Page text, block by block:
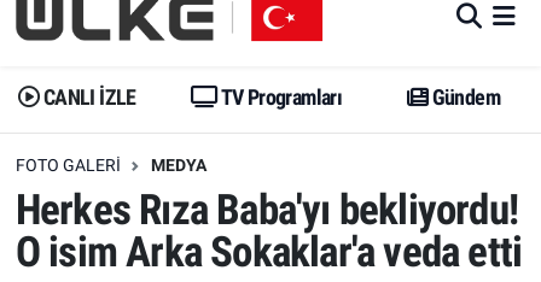
CANLI İZLE TV Programları Gündem
FOTO GALERI MEDYA
Herkes Rıza Baba'yı bekliyordu!
O isim Arka Sokaklar'a veda etti
Gündem
Dünya
Erişim Bilgileri
Ekonomi
Gündem
Trend
Erişim Bilgileri
Spor
İstanbul Namaz Vakitleri
Trafik Durumu
Erişim Bilgileri
Tüm Manşetler